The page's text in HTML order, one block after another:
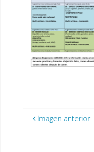
Imagen anterior